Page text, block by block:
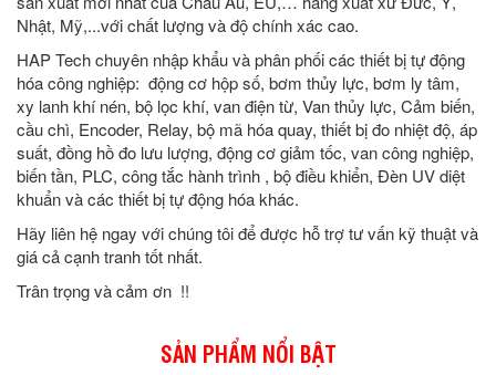
Nhật, Mỹ,...với chất lượng và độ chính xác cao.
HAP Tech chuyên nhập khẩu và phân phối các thiết bị tự động
hóa công nghiệp: động cơ hộp số, bơm thủy lực, bơm ly tâm,
xy lanh khí nén, bộ lọc khí, van điện từ, Van thủy lực, Cảm biến,
cầu chì, Encoder, Relay, bộ mã hóa quay, thiết bị đo nhiệt độ, áp
suất, đồng hồ đo lưu lượng, động cơ giảm tốc, van công nghiệp,
biến tần, PLC, công tắc hành trình , bộ điều khiển, Đèn UV diệt
khuẩn và các thiết bị tự động hóa khác.
Hãy liên hệ ngay với chúng tôi để được hỗ trợ tư vấn kỹ thuật và
giá cả cạnh tranh tốt nhất.
Trân trọng và cảm ơn !!
SẢN PHẨM NỔI BẬT